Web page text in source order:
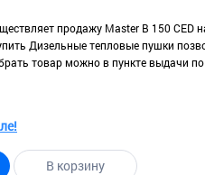
продажу Master B 150 CED
Дизельные тепловые пушки
товар можно в пункте выдачи по
В корзину